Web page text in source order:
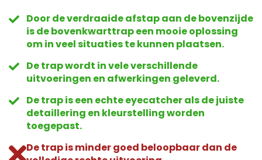
Door de verdraaide afstap aan de bovenzijde
is de bovenkwarttrap een mooie oplossing
om in veel situaties te kunnen plaatsen.
De trap wordt in vele verschillende
uitvoeringen en afwerkingen geleverd.
De trap is een echte eyecatcher als de juiste
detaillering en kleurstelling worden
toegepast.
De trap is minder goed beloopbaar dan de